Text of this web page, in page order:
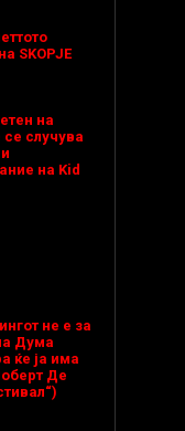
SKOPJE
на
случува
на Kid
не е за
Дума
ќе ја има
Де